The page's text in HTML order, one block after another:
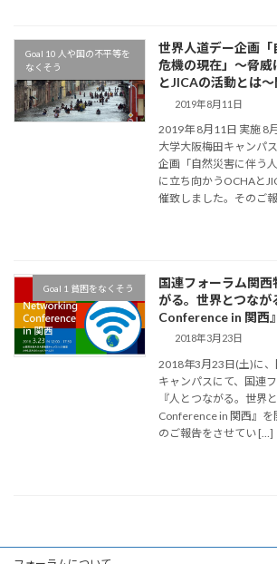
Goal 10 人や国の不平等を
なくそう
世界人道デー企画
危機の現在」〜脅
とJICAの活動とは
2019年8月11日
2019年 8月11日 実施 8
大学大阪梅田キャンパ
企画「自然災害に伴う
に立ち向かうOCHAと
催致しました。そのご
Goal 1 貧困をなくそう
国連フォーラム関
がる。世界とつな
Conference in 関西』
2018年3月23日
2018年3月23日(土)に
キャンパスにて、国連
『人とつながる。世界
Conference in 関西』
のご報告をさせてい […]